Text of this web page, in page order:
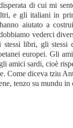
di cui mi
e gli italiani in
aiutato a
vederci
libri, gli stessi
europei. Gli
amici sardi, cioè
Come diceva tziu
tenzo su mundu in